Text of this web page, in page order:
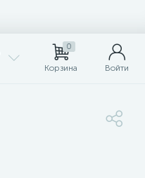
0
Корзина Войти